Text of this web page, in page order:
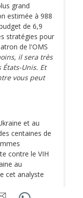
grand
estimée à 988
de 6,9
stratégies pour
de l'OMS
il sera très
Unis. Et
vous peut
et au
centaines de
contre le VIH
au
cet analyste